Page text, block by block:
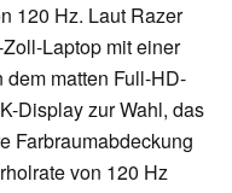
120 Hz. Laut Razer
Laptop mit einer
matten Full-HD-
Display zur Wahl, das
Farbraumabdeckung
von 120 Hz